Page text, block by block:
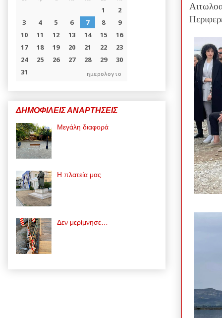
ημερολογιο
ΔΗΜΟΦΙΛΕΙΣ ΑΝΑΡΤΗΣΕΙΣ
Μεγάλη διαφορά
Η πλατεία μας
Δεν μερίμνησε…